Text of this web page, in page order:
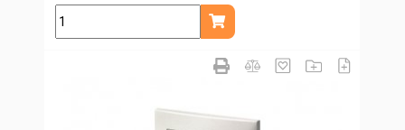
ks
Přidat do košíku